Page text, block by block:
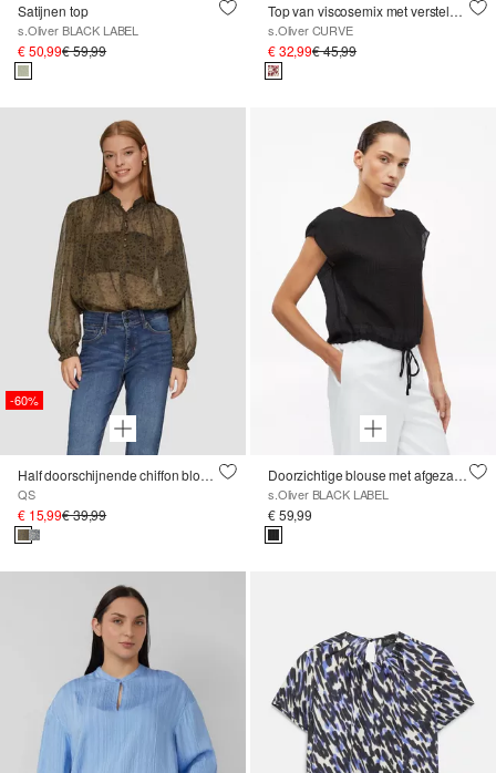
Satijnen top
s.Oliver BLACK LABEL
€ 50,99€ 59,99
Top van viscosemix met verstelbare tailleband
s.Oliver CURVE
€ 32,99€ 45,99
-60%
Half doorschijnende chiffon blouse met pofmouwen
QS
€ 15,99€ 39,99
Doorzichtige blouse met afgezakte schouders en strikband
s.Oliver BLACK LABEL
€ 59,99